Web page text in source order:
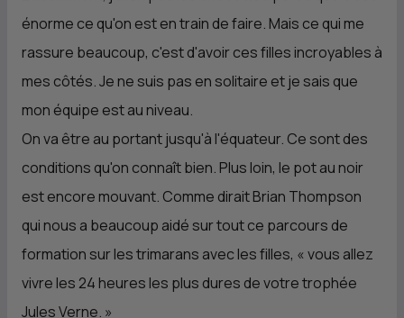
énorme ce qu'on est en train de faire. Mais ce qui me
rassure beaucoup, c'est d'avoir ces filles incroyables à
mes côtés. Je ne suis pas en solitaire et je sais que
mon équipe est au niveau.
On va être au portant jusqu'à l'équateur. Ce sont des
conditions qu'on connaît bien. Plus loin, le pot au noir
est encore mouvant. Comme dirait Brian Thompson
qui nous a beaucoup aidé sur tout ce parcours de
formation sur les trimarans avec les filles, « vous allez
vivre les 24 heures les plus dures de votre trophée
Jules Verne. »